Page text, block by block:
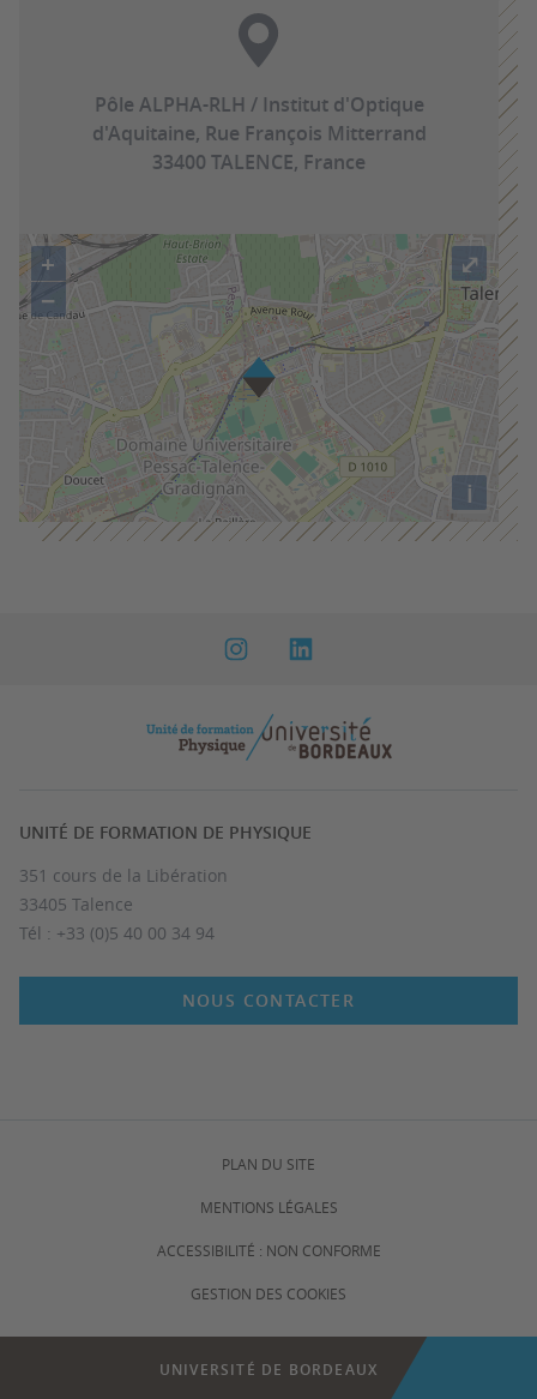
Pôle ALPHA-RLH / Institut d'Optique
d'Aquitaine, Rue François Mitterrand
33400 TALENCE, France
+
−
i
⤢
UNITÉ DE FORMATION DE PHYSIQUE
351 cours de la Libération
33405 Talence
Tél : +33 (0)5 40 00 34 94
NOUS CONTACTER
PLAN DU SITE
MENTIONS LÉGALES
ACCESSIBILITÉ : NON CONFORME
GESTION DES COOKIES
UNIVERSITÉ DE BORDEAUX